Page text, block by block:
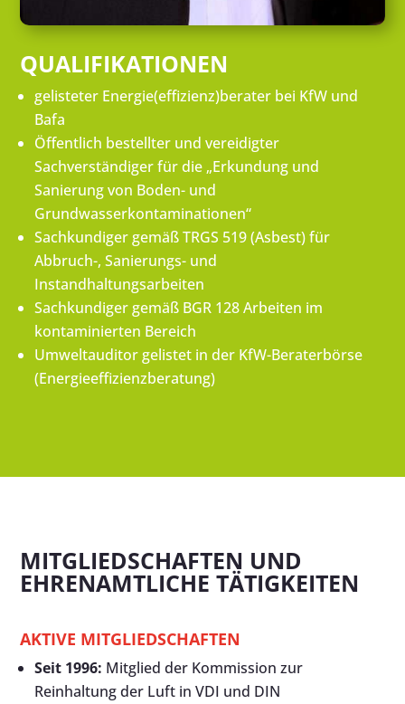
QUALIFIKATIONEN
gelisteter Energie(effizienz)berater bei KfW und
Bafa
Öffentlich bestellter und vereidigter
Sachverständiger für die „Erkundung und
Sanierung von Boden- und
Grundwasserkontaminationen“
Sachkundiger gemäß TRGS 519 (Asbest) für
Abbruch-, Sanierungs- und
Instandhaltungsarbeiten
Sachkundiger gemäß BGR 128 Arbeiten im
kontaminierten Bereich
Umweltauditor gelistet in der KfW-Beraterbörse
(Energieeffizienzberatung)
MITGLIEDSCHAFTEN UND
EHRENAMTLICHE TÄTIGKEITEN
AKTIVE MITGLIEDSCHAFTEN
Seit 1996: Mitglied der Kommission zur
Reinhaltung der Luft in VDI und DIN